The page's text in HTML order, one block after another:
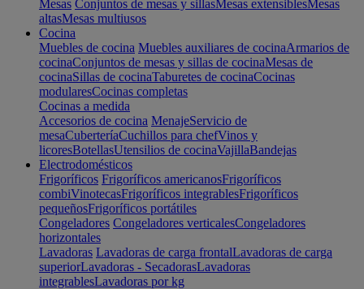
Mesas Conjuntos de mesas y sillasMesas extensiblesMesas
altasMesas multiusos
Cocina
Muebles de cocina Muebles auxiliares de cocinaArmarios de
cocinaConjuntos de mesas y sillas de cocinaMesas de
cocinaSillas de cocinaTaburetes de cocinaCocinas
modularesCocinas completas
Cocinas a medida
Accesorios de cocina MenajeServicio de
mesaCuberteríaCuchillos para chefVinos y
licoresBotellasUtensilios de cocinaVajillaBandejas
Electrodomésticos
Frigoríficos Frigoríficos americanosFrigoríficos
combiVinotecasFrigoríficos integrablesFrigoríficos
pequeñosFrigoríficos portátiles
Congeladores Congeladores verticalesCongeladores
horizontales
Lavadoras Lavadoras de carga frontalLavadoras de carga
superiorLavadoras - SecadorasLavadoras
integrablesLavadoras por kg